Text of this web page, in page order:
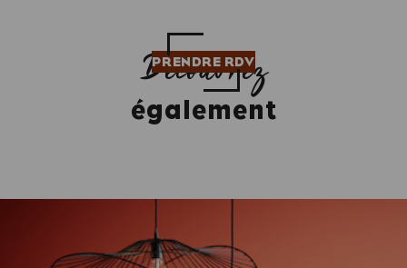
PRENDRE RDV
Découvrez
également